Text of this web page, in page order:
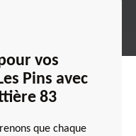
vos
Pins avec
83
que chaque